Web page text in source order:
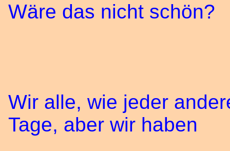
Wäre das nicht schön?
Wir alle, wie jeder
Tage, aber wir haben